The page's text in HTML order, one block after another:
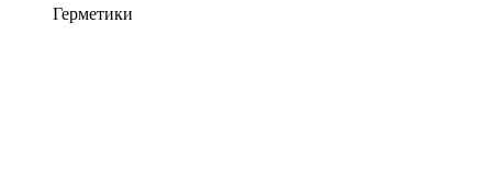
Герметики